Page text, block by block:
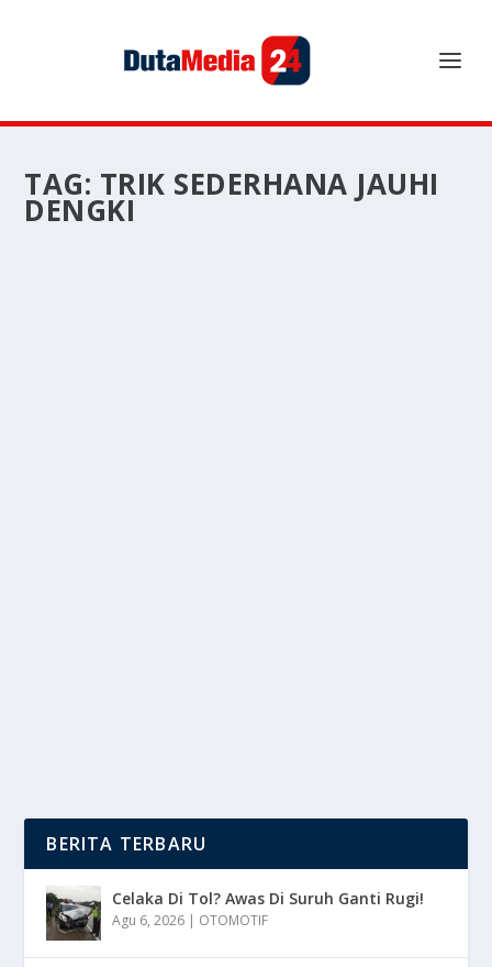
TAG: TRIK SEDERHANA JAUHI
DENGKI
BERITA TERBARU
Celaka Di Tol? Awas Di Suruh Ganti Rugi!
Agu 6, 2026 | OTOMOTIF